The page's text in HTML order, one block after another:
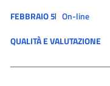
FEBBRAIO 5 On-line
QUALITÀ E VALUTAZIONE